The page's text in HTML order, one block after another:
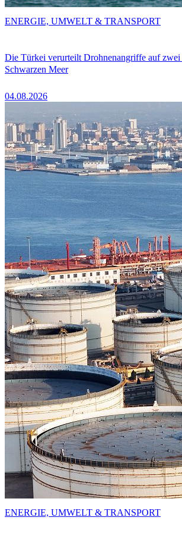
Die Türkei verurteilt Drohnenangriffe auf
Schwarzen Meer
04.08.2026
ENERGIE, UMWELT & TRANSPORT
ENERGIE, UMWELT & TRANSPORT